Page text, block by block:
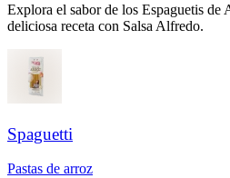
Explora el sabor de los Espaguetis de
deliciosa receta con Salsa Alfredo.​​​​‌ ‍ ​‍​‍‌‍ ‌ ​‍‌‍‍‌‌‍‌ ‌‍‍‌‌‍ ‍​‍​‍​ ‍‍​‍​‍‌ ​ ‌‍​‌‌‍ ‍‌‍‍‌‌ ‌​‌ ‍‌​‍ ‍‌‍‍‌‌‍ ​‍​‍​‍ ​​‍​‍‌‍‍​‌ ​‍‌‍‌‌‌‍‌‍​‍​‍​ ‍‍​‍​‍‌‍‍​‌ ‌​‌ ‌​‌ ​​‌ ​ ​ ‍‍​‍ ​‍ ‌ ‌​‌ ‌‌‌‍​ ‌‍​‌‌ ​​‌‍‌‌‌‍ ​​‍ ‍‌ ​ ‌‍​‌‌‍ ‍‌‍‍‌‌ ‌​‌ ‍‌​‍ ‍‌ ​ ‌ ‌​‌ ‌‌‌‍‌​‌‍‍‌‌‍ ​‍ ‌‍‍‌‌‍ ‍‌ ‌​‌‍‌‌‌‍ ‍‌ ‌​​‍ ‌‍‌‌‌‍‌​‌‍‍‌‌ ‌​​‍ ‌‍ ‌‌‍ ‌‍‌​‌‍‌‌​ ‌‌ ​​‌ ​‍‌‍‌‌‌ ​ ‌‍‌‌‌‍ ‍‌ ‌​‌‍​‌‌ ‌​‌‍‍‌‌‍ ‌‍ ‍​ ‍ ‌‍‍‌‌‍‌​​ ‌‌ ​‍‌‍‌‌‌‍​ ‌‍‍‌‌ ​​‌‍‌‌​‍ ‌​ ‍​​ ‌ ​ ‌‌​ ​‌​ ‍ ‌ ‌​‌ ‍‌‌ ​​‌‍‌‌​ ‌‌ ​‍‌‍‌‌‌‍​ ‌‍‍‌‌ ​​‌‍‌‌​ ‍ ‌ ​​‌‍​‌‌ ‌​‌‍‍​​ ‌‌‍‌​‌‍‌‌‌ ​ ‌‍​ ‌ ​‍‌‍‍‌‌ ​​‌ ‌​‌‍‍‌‌‍ ‌‍ ‍​‍‌‌​ ‌‌‌​​‍‌‌ ‌‍‍ ‌‍‌‌‌ ‍‌​‍‌‌​ ​ ‌​‌​​‍‌‌​ ​ ‌​‌​​‍‌‌​ ​‍​ ​‍​ ‍​‌‍‌‌​ ​‌​ ​‍​ ‍​​ ‌‍​ ‍​​ ​‍​ ‌​​ ‌‌‌‍‌‍‌‍​ ​‍‌‌​ ​‍​ ​‍​‍‌‌​ ‌‌‌​‌​​‍ ‍‌‍​ ‌‍‍​‌‍‍‌‌‍ ​‌‍‌​‌ ​‍‌‍‌‌‌‍ ‍​‍‌‌​ ‌‌‌​​‍‌‌ ‌‍‍ ‌‍‌‌‌ ‍‌​‍‌‌​ ​ ‌​‌​​‍‌‌​ ​ ‌​‌​​‍‌‌​ ​‍​ ​‍‌‍‌​‌‍‌‍​ ​‍​ ‌​​ ‌‍‌‍​ ​ ​ ​ ‌ ‌‍​‌​ ​ ‌‍‌‍​ ‌​​‍‌‌​ ​‍​ ​‍​‍‌‌​ ‌‌‌​‌​​‍ ‍‌ ‌​‌‍‌‌‌ ‍​‌ ‌​​ ‌‍​‍‌‍​‌‌ ​ ‌‍‌‌‌‌‌‌‌ ​‍‌‍ ​​ ‌‌‍‍​‌ ‌​‌ ‌​‌ ​​‌ ​ ​‍‌‌​ ​ ‌​​‌​‍‌‌​ ​‍‌​‌‍​‍‌‌​ ​‍‌​‌‍‌ ‌​‌ ‌‌‌‍​ ‌‍​‌‌ ​​‌‍‌‌‌‍ ​​‍ ‍‌ ​ ‌‍​‌‌‍ ‍‌‍‍‌‌ ‌​‌ ‍‌​‍ ‍‌ ​ ‌ ‌​‌ ‌‌‌‍‌​‌‍‍‌‌‍ ​‍‌‍‌‍‍‌‌‍‌​​ ‌‌ ​‍‌‍‌‌‌‍​ ‌‍‍‌‌ ​​‌‍‌‌​‍ ‌​ ‍​​ ‌ ​ ‌‌​ ​‌​‍‌‍‌ ‌​‌ ‍‌‌ ​​‌‍‌‌​ ‌‌ ​‍‌‍‌‌‌‍​ ‌‍‍‌‌ ​​‌‍‌‌​‍‌‍‌ ​​‌‍​‌‌ ‌​‌‍‍​​ ‌‌‍‌​‌‍‌‌‌ ​ ‌‍​ ‌ ​‍‌‍‍‌‌ ​​‌ ‌​‌‍‍‌‌‍ ‌‍ ‍​‍‌‌​ ‌‌‌​​‍‌‌ ‌‍‍ ‌‍‌‌‌ ‍‌​‍‌‌​ ​ ‌​‌​​‍‌‌​ ​ ‌​‌​​‍‌‌​ ​‍​ ​‍​ ‍​‌‍‌‌​ ​‌​ ​‍​ ‍​​ ‌‍​ ‍​​ ​‍​ ‌​​ ‌‌‌‍‌‍‌‍​ ​‍‌‌​ ​‍​ ​‍​‍‌‌​ ‌‌‌​‌​​‍ ‍‌‍​ ‌‍‍​‌‍‍‌‌‍ ​‌‍‌​‌ ​‍‌‍‌‌‌‍ ‍​‍‌‌​ ‌‌‌​​‍‌‌ ‌‍‍ ‌‍‌‌‌ ‍‌​‍‌‌​ ​ ‌​‌​​‍‌‌​ ​ ‌​‌​​‍‌‌​ ​‍​ ​‍‌‍‌​‌‍‌‍​ ​‍​ ‌​​ ‌‍‌‍​ ​ ​ ​ ‌ ‌‍​‌​ ​ ‌‍‌‍​ ‌​​‍‌‌​ ​‍​ ​‍​‍‌‌​ ‌‌‌​‌​​‍ ‍‌ ‌​‌‍‌‌‌ ‍​‌ ‌​​‍‌‍‌ ​​‌‍‌‌‌ ​‍‌ ​ ‌ ​​‌‍‌‌‌‍​ ‌ ‌​‌‍‍‌‌ ‌‍‌‍‌‌​ ‌‌ ​​‌ ‌‌‌‍​‍‌‍ ​‌‍‍‌‌ ​ ‌‍‍​‌‍‌‌‌‍‌​​‍​‍‌ ‌
Spaguetti​​​​‌ ‍ ​‍​‍‌‍ ‌ ​‍‌‍‍‌‌‍‌ ‌‍‍‌‌‍ ‍​‍​‍​ ‍‍​‍​‍‌ ​ ‌‍​‌‌‍ ‍‌‍‍‌‌ ‌​‌ ‍‌​‍ ‍‌‍‍‌‌‍ ​‍​‍​‍ ​​‍​‍‌‍‍​‌ ​‍‌‍‌‌‌‍‌‍​‍​‍​ ‍‍​‍​‍‌‍‍​‌ ‌​‌ ‌​‌ ​​‌ ​ ​ ‍‍​‍ ​‍ ‌ ‌​‌ ‌‌‌‍​ ‌‍​‌‌ ​​‌‍‌‌‌‍ ​​‍ ‍‌ ​ ‌‍​‌‌‍ ‍‌‍‍‌‌ ‌​‌ ‍‌​‍ ‍‌ ​ ‌ ‌​‌ ‌‌‌‍‌​‌‍‍‌‌‍ ​‍ ‌‍‍‌‌‍ ‍‌ ‌​‌‍‌‌‌‍ ‍‌ ‌​​‍ ‌‍‌‌‌‍‌​‌‍‍‌‌ ‌​​‍ ‌‍ ‌‌‍ ‌‍‌​‌‍‌‌​ ‌‌ ​​‌ ​‍‌‍‌‌‌ ​ ‌‍‌‌‌‍ ‍‌ ‌​‌‍​‌‌ ‌​‌‍‍‌‌‍ ‌‍ ‍​ ‍ ‌‍‍‌‌‍‌​​ ‌‌‍‌‌‌‍‌‌​ ‌​‌‍‌‌‌‍​ ‌‍‌‌​ ‌‌‌‍​ ​‍ ‌‌‍‌​​ ‌‍‌‍​ ​ ​ ​‍ ‌​ ‌​​ ​‍​ ‌​‌‍‌‌​‍ ‌​ ‍‌​ ‌​​ ​‌​ ​​​‍ ‌​ ‌‌‌‍​‌​ ‌​‌‍​‌​ ​​​ ​​‌‍‌​​ ‌​​ ​​​ ​‍​ ‍​​ ‌‍​ ‍ ‌ ‌​‌ ‍‌‌ ​​‌‍‌‌​ ‌‌ ​​‌ ​‍‌‍ ‌‍‌​‌ ‌‌‌‍​ ‌ ‌​​ ‍ ‌ ​​‌‍​‌‌ ‌​‌‍‍​​ ‌‌ ‌​‌‍‍‌‌ ‌​‌‍ ​‌‍‌‌​ ‌‍​‍‌‍​‌‌ ​ ‌‍‌‌‌‌‌‌‌ ​‍‌‍ ​​ ‌‌‍‍​‌ ‌​‌ ‌​‌ ​​‌ ​ ​‍‌‌​ ​ ‌​​‌​‍‌‌​ ​‍‌​‌‍​‍‌‌​ ​‍‌​‌‍‌ ‌​‌ ‌‌‌‍​ ‌‍​‌‌ ​​‌‍‌‌‌‍ ​​‍ ‍‌ ​ ‌‍​‌‌‍ ‍‌‍‍‌‌ ‌​‌ ‍‌​‍ ‍‌ ​ ‌ ‌​‌ ‌‌‌‍‌​‌‍‍‌‌‍ ​‍‌‍‌‍‍‌‌‍‌​​ ‌‌‍‌‌‌‍‌‌​ ‌​‌‍‌‌‌‍​ ‌‍‌‌​ ‌‌‌‍​ ​‍ ‌‌‍‌​​ ‌‍‌‍​ ​ ​ ​‍ ‌​ ‌​​ ​‍​ ‌​‌‍‌‌​‍ ‌​ ‍‌​ ‌​​ ​‌​ ​​​‍ ‌​ ‌‌‌‍​‌​ ‌​‌‍​‌​ ​​​ ​​‌‍‌​​ ‌​​ ​​​ ​‍​ ‍​​ ‌‍​‍‌‍‌ ‌​‌ ‍‌‌ ​​‌‍‌‌​ ‌‌ ​​‌ ​‍‌‍ ‌‍‌​‌ ‌‌‌‍​ ‌ ‌​​‍‌‍‌ ​​‌‍​‌‌ ‌​‌‍‍​​ ‌‌ ‌​‌‍‍‌‌ ‌​‌‍ ​‌‍‌‌​‍‌‍‌ ​​‌‍‌‌‌ ​‍‌ ​ ‌ ​​‌‍‌‌‌‍​ ‌ ‌​‌‍‍‌‌ ‌‍‌‍‌‌​ ‌‌ ​​‌ ‌‌‌‍​‍‌‍ ​‌‍‍‌‌ ​ ‌‍‍​‌‍‌‌‌‍‌​​‍​‍‌ ‌
Pastas de arroz​​​​‌ ‍ ​‍​‍‌‍ ‌ ​‍‌‍‍‌‌‍‌ ‌‍‍‌‌‍ ‍​‍​‍​ ‍‍​‍​‍‌ ​ ‌‍​‌‌‍ ‍‌‍‍‌‌ ‌​‌ ‍‌​‍ ‍‌‍‍‌‌‍ ​‍​‍​‍ ​​‍​‍‌‍‍​‌ ​‍‌‍‌‌‌‍‌‍​‍​‍​ ‍‍​‍​‍‌‍‍​‌ ‌​‌ ‌​‌ ​​‌ ​ ​ ‍‍​‍ ​‍ ‌ ‌​‌ ‌‌‌‍​ ‌‍​‌‌ ​​‌‍‌‌‌‍ ​​‍ ‍‌ ​ ‌‍​‌‌‍ ‍‌‍‍‌‌ ‌​‌ ‍‌​‍ ‍‌ ​ ‌ ‌​‌ ‌‌‌‍‌​‌‍‍‌‌‍ ​‍ ‌‍‍‌‌‍ ‍‌ ‌​‌‍‌‌‌‍ ‍‌ ‌​​‍ ‌‍‌‌‌‍‌​‌‍‍‌‌ ‌​​‍ ‌‍ ‌‌‍ ‌‍‌​‌‍‌‌​ ‌‌ ​​‌ ​‍‌‍‌‌‌ ​ ‌‍‌‌‌‍ ‍‌ ‌​‌‍​‌‌ ‌​‌‍‍‌‌‍ ‌‍ ‍​ ‍ ‌‍‍‌‌‍‌​​ ‌​ ‌‌‌‍​‍​ ‍​​ ‌‍‌‍​‍‌‍‌‌‌‍​ ​ ​ ​‍ ‌​ ‍‌‌‍​‌​ ‌‌​ ‌ ​‍ ‌​ ‌​‌‍​ ​ ‌​‌‍​ ​‍ ‌​ ‍‌​ ‌‍‌‍‌​​ ‌‌​‍ ‌‌‍‌‍​ ‍‌‌‍‌​​ ​ ​ ​ ‌‍‌​​ ‌‌‌‍​‌​ ‌​‌‍​‍​ ​ ​ ‌​​ ‍ ‌ ‌​‌ ‍‌‌ ​​‌‍‌‌​ ‌‌ ​​‌ ​‍‌‍ ‌‍‌​‌ ‌‌‌‍​ ‌ ‌​‌​​ ‌‍​‌‌ ‌​‌‍‌‌‌‍‌ ‌‍ ‌ ​‍‌ ‍‌​ ‍ ‌ ​​‌‍​‌‌ ‌​‌‍‍​​ ‌‌ ‌​‌‍‍‌‌ ‌​‌‍ ​‌‍‌‌​ ‌‍​‍‌‍​‌‌ ​ ‌‍‌‌‌‌‌‌‌ ​‍‌‍ ​​ ‌‌‍‍​‌ ‌​‌ ‌​‌ ​​‌ ​ ​‍‌‌​ ​ ‌​​‌​‍‌‌​ ​‍‌​‌‍​‍‌‌​ ​‍‌​‌‍‌ ‌​‌ ‌‌‌‍​ ‌‍​‌‌ ​​‌‍‌‌‌‍ ​​‍ ‍‌ ​ ‌‍​‌‌‍ ‍‌‍‍‌‌ ‌​‌ ‍‌​‍ ‍‌ ​ ‌ ‌​‌ ‌‌‌‍‌​‌‍‍‌‌‍ ​‍‌‍‌‍‍‌‌‍‌​​ ‌​ ‌‌‌‍​‍​ ‍​​ ‌‍‌‍​‍‌‍‌‌‌‍​ ​ ​ ​‍ ‌​ ‍‌‌‍​‌​ ‌‌​ ‌ ​‍ ‌​ ‌​‌‍​ ​ ‌​‌‍​ ​‍ ‌​ ‍‌​ ‌‍‌‍‌​​ ‌‌​‍ ‌‌‍‌‍​ ‍‌‌‍‌​​ ​ ​ ​ ‌‍‌​​ ‌‌‌‍​‌​ ‌​‌‍​‍​ ​ ​ ‌​​‍‌‍‌ ‌​‌ ‍‌‌ ​​‌‍‌‌​ ‌‌ ​​‌ ​‍‌‍ ‌‍‌​‌ ‌‌‌‍​ ‌ ‌​‌​​ ‌‍​‌‌ ‌​‌‍‌‌‌‍‌ ‌‍ ‌ ​‍‌ ‍‌​‍‌‍‌ ​​‌‍​‌‌ ‌​‌‍‍​​ ‌‌ ‌​‌‍‍‌‌ ‌​‌‍ ​‌‍‌‌​‍‌‍‌ ​​‌‍‌‌‌ ​‍‌ ​ ‌ ​​‌‍‌‌‌‍​ ‌ ‌​‌‍‍‌‌ ‌‍‌‍‌‌​ ‌‌ ​​‌ ‌‌‌‍​‍‌‍ ​‌‍‍‌‌ ​ ‌‍‍​‌‍‌‌‌‍‌​​‍​‍‌ ‌